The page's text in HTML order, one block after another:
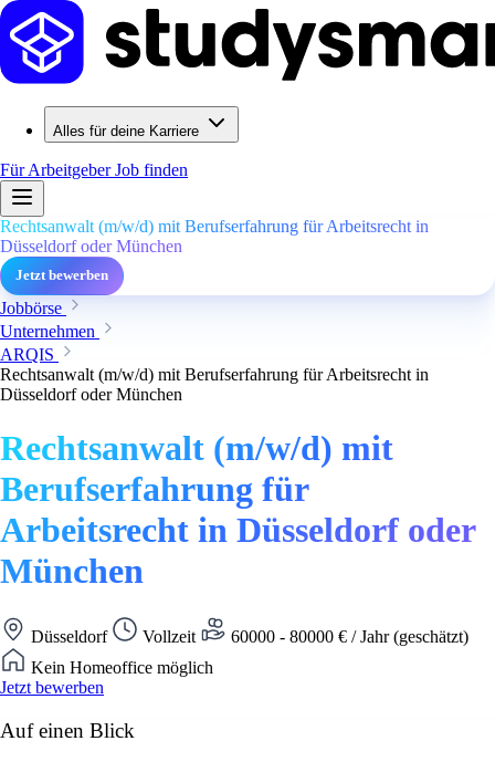
Alles für deine Karriere
Für ArbeitgeberJob finden
Rechtsanwalt (m/w/d) mit Berufserfahrung für Arbeitsrecht in
Düsseldorf oder München
Jetzt bewerben
Jobbörse
Unternehmen
ARQIS
Rechtsanwalt (m/w/d) mit Berufserfahrung für Arbeitsrecht in
Düsseldorf oder München
Rechtsanwalt (m/w/d) mit
Berufserfahrung für
Arbeitsrecht in Düsseldorf oder
München
Düsseldorf Vollzeit
60000 - 80000 € / Jahr (geschätzt)
Kein Homeoffice möglich
Jetzt bewerben
Auf einen Blick